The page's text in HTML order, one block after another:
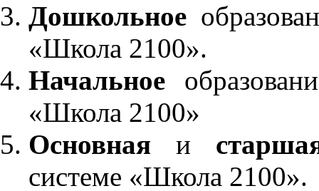
Дошкольное
«Школа 2100».
Начальное
«Школа 2100»
Основнаяи
системе «Школа 2100».